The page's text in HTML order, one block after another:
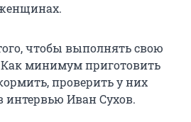
чтобы выполнять свою
минимум приготовить
проверить у них
интервью Иван Сухов.